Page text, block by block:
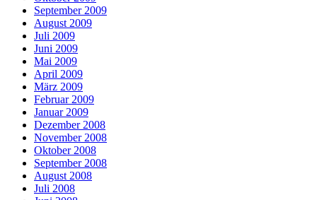
September 2009
August 2009
Juli 2009
Juni 2009
Mai 2009
April 2009
März 2009
Februar 2009
Januar 2009
Dezember 2008
November 2008
Oktober 2008
September 2008
August 2008
Juli 2008